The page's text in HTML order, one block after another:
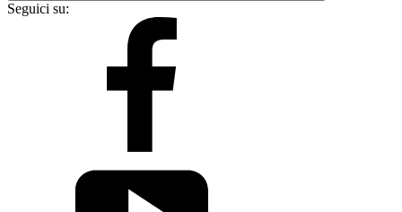
Seguici su: